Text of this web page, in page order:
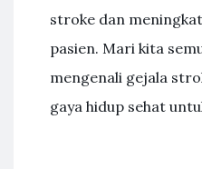
stroke dan
pasien. Mari kita
mengenali gejala
gaya hidup sehat